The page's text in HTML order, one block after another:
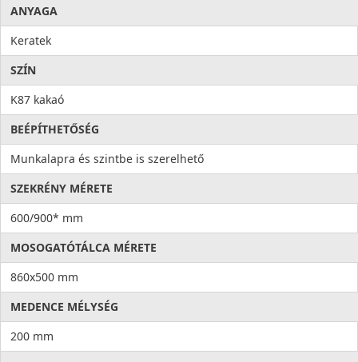
ANYAGA
Keratek
SZÍN
K87 kakaó
BEÉPÍTHETŐSÉG
Munkalapra és szintbe is szerelhető
SZEKRÉNY MÉRETE
600/900* mm
MOSOGATÓTÁLCA MÉRETE
860x500 mm
MEDENCE MÉLYSÉG
200 mm